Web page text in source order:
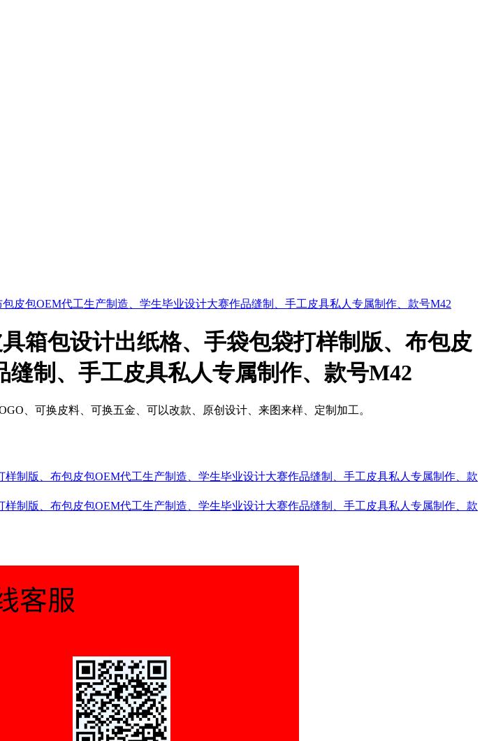
箱包设计出纸格、手袋包袋打样制版、布包皮
制、手工皮具私人专属制作、款号M42
、可换皮料、可换五金、可以改款、原创设计、来图来样、定制加工。
制版、布包皮包OEM代工生产制造、学生毕业设计大赛作品缝制、手工皮具私人专属制作、款
制版、布包皮包OEM代工生产制造、学生毕业设计大赛作品缝制、手工皮具私人专属制作、款